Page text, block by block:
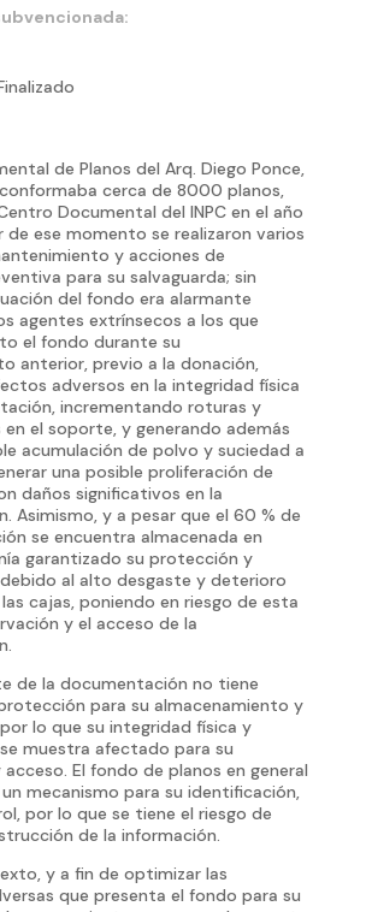
de Planos del Arq. Diego Ponce,
cerca de 8000 planos,
Documental del INPC en el año
ese momento se realizaron varios
y acciones de
para su salvaguarda; sin
del fondo era alarmante
agentes extrínsecos a los que
el fondo durante su
anterior, previo a la donación,
adversos en la integridad física
incrementando roturas y
el soporte, y generando además
acumulación de polvo y suciedad a
una posible proliferación de
daños significativos en la
Asimismo, y a pesar que el 60 % de
se encuentra almacenada en
garantizado su protección y
al alto desgaste y deterioro
cajas, poniendo en riesgo de esta
y el acceso de la
de la documentación no tiene
para su almacenamiento y
lo que su integridad física y
muestra afectado para su
El fondo de planos en general
mecanismo para su identificación,
por lo que se tiene el riesgo de
de la información.
y a fin de optimizar las
que presenta el fondo para su